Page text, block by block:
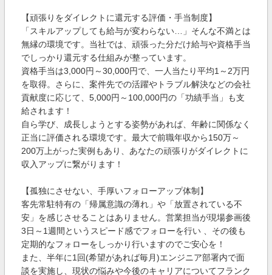
【頑張りをダイレクトに還元する評価・手当制度】
「スキルアップしても給与が変わらない…」そんな不満とは
無縁の環境です。当社では、頑張った分だけ給与や資格手当
でしっかり還元する仕組みが整っています。
資格手当は3,000円～30,000円で、一人当たり平均1～2万円
を取得。さらに、案件先での活躍やトラブル解決などの会社
貢献度に応じて、5,000円～100,000円の「功績手当」も支
給されます！
自ら学び、成長しようとする姿勢があれば、年齢に関係なく
正当に評価される環境です。最大で前職年収から150万～
200万上がった実例もあり、あなたの頑張りがダイレクトに
収入アップに繋がります！
【孤独にさせない、手厚いフォローアップ体制】
客先常駐特有の「帰属意識の薄れ」や「放置されている不
安」を感じさせることはありません。営業担当が現場参画後
3日～1週間というスピード感でフォローを行い 、その後も
定期的なフォローをしっかり行いますのでご安心を！
また、半年に1回(希望があれば毎月)エンジニア部署内で面
談を実施し、現状の悩みや今後のキャリアについてフランク